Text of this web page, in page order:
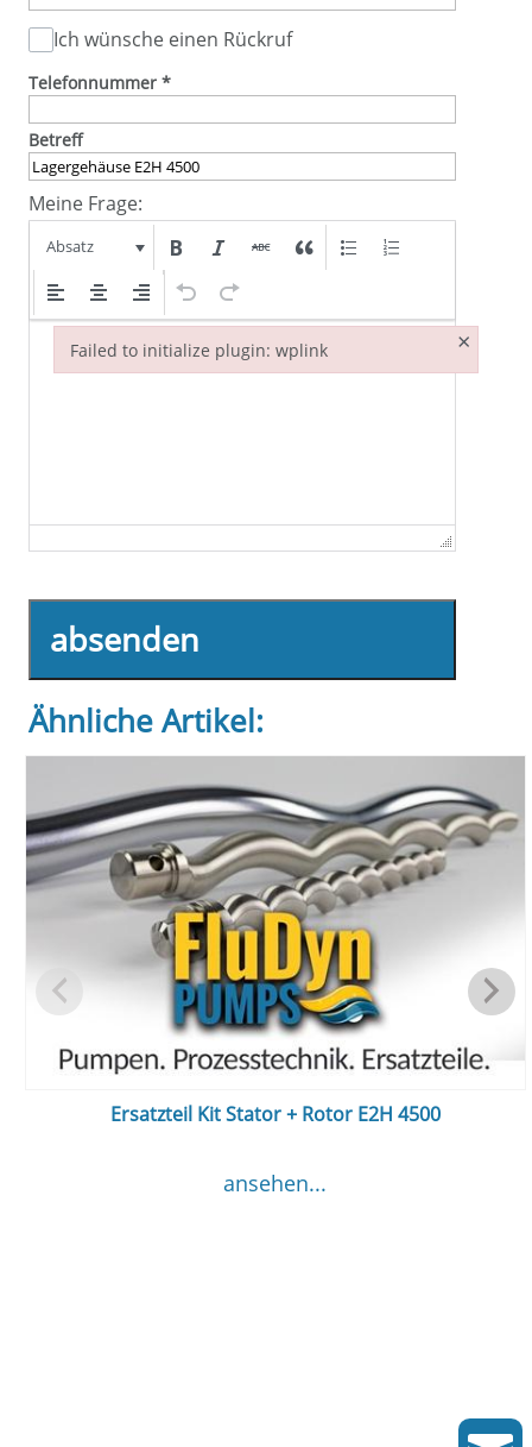
Ich wünsche einen Rückruf
Telefonnummer *
Betreff
Meine Frage:
Absatz
absenden
Ähnliche Artikel:
Ersatzteil Kit Stator + Rotor E2H 4500
ansehen...
Failed to initialize plugin: wplink ×
Failed to initialize plugin: wplink